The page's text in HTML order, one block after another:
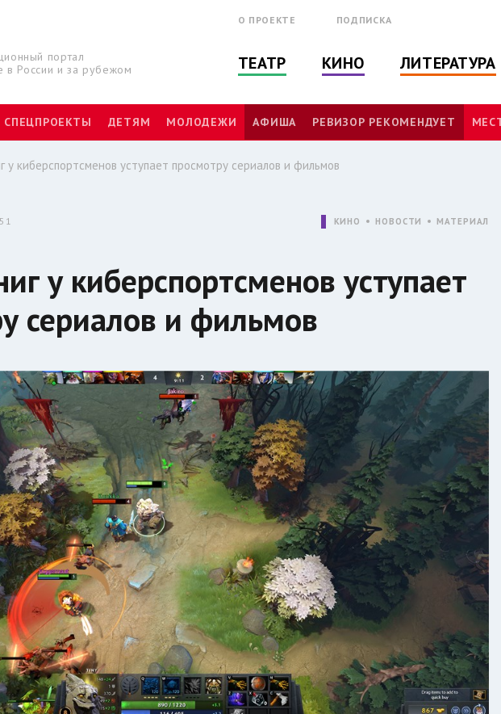
портал
в России и за рубежом
О ПРОЕКТЕ ПОДПИСКА
ТЕАТР КИНО ЛИТЕРАТУРА
СПЕЦПРОЕКТЫ ДЕТЯМ МОЛОДЕЖИ АФИША РЕВИЗОР РЕКОМЕНДУЕТ
у киберспортсменов уступает просмотру сериалов и фильмов
КИНО НОВОСТИ МАТЕРИАЛ
у киберспортсменов уступает
сериалов и фильмов